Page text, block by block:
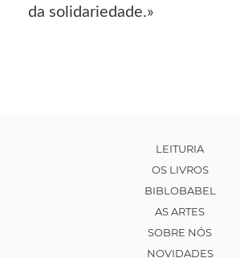
da solidariedade.»
LEITURIA
OS LIVROS
BIBLOBABEL
AS ARTES
SOBRE NÓS
NOVIDADES